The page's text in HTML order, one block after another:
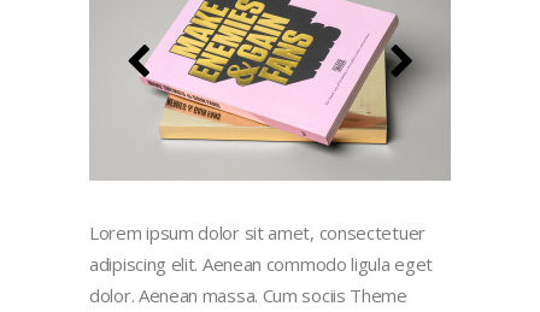
Lorem ipsum dolor sit amet, consectetuer
adipiscing elit. Aenean commodo ligula eget
dolor. Aenean massa. Cum sociis Theme